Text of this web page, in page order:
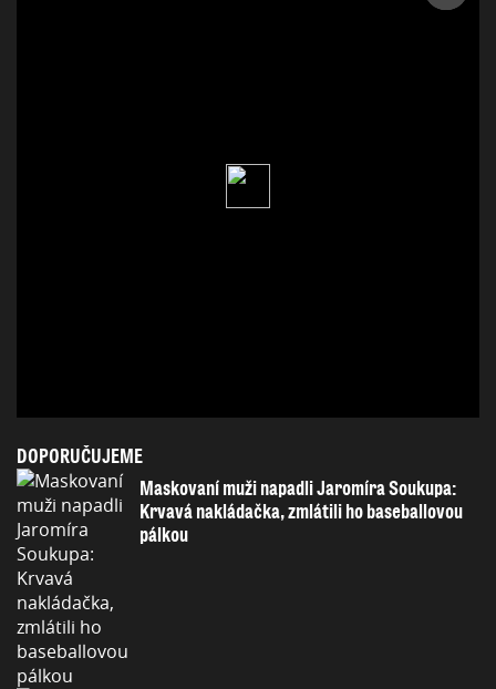
DOPORUČUJEME
Maskovaní muži napadli Jaromíra Soukupa:
Krvavá nakládačka, zmlátili ho baseballovou
pálkou